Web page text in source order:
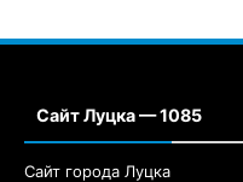
Сайт Луцка — 1085
Сайт города Луцка